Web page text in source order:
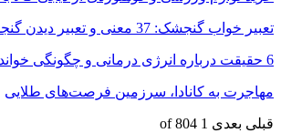
تعبیر خواب گنجشک: 37 معنی و تعبیر دیدن گنجشک در خواب
6 حقیقت درباره انرژی درمانی و چگونگی خواندن یک هاله
مهاجرت به کانادا، سرزمین فرصت‌های طلایی
قبلی بعدی 1 of 804